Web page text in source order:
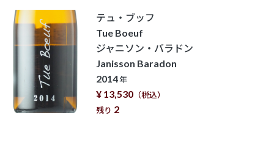
テュ・ブッフ
Tue Boeuf
ジャニソン・バラドン
Janisson Baradon
2014年
¥ 13,530 （税込）
残り 2